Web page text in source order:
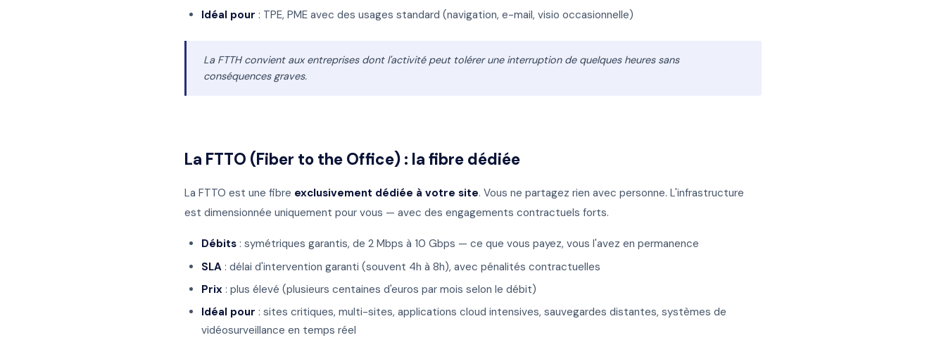
Idéal pour : TPE, PME avec des usages standard (navigation, e-mail, visio occasionnelle)
La FTTH convient aux entreprises dont l'activité peut tolérer une interruption de quelques heures sans
conséquences graves.
La FTTO (Fiber to the Office) : la fibre dédiée
La FTTO est une fibre exclusivement dédiée à votre site. Vous ne partagez rien avec personne. L'infrastructure
est dimensionnée uniquement pour vous — avec des engagements contractuels forts.
Débits : symétriques garantis, de 2 Mbps à 10 Gbps — ce que vous payez, vous l'avez en permanence
SLA : délai d'intervention garanti (souvent 4h à 8h), avec pénalités contractuelles
Prix : plus élevé (plusieurs centaines d'euros par mois selon le débit)
Idéal pour : sites critiques, multi-sites, applications cloud intensives, sauvegardes distantes, systèmes de
vidéosurveillance en temps réel